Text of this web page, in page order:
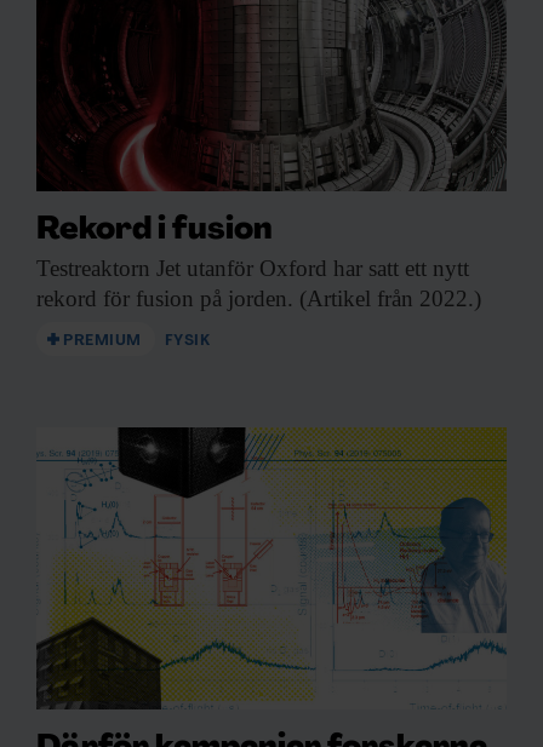
Rekord i fusion
Testreaktorn Jet utanför Oxford har satt ett nytt
rekord för fusion på jorden. (Artikel från 2022.)
PREMIUM FYSIK